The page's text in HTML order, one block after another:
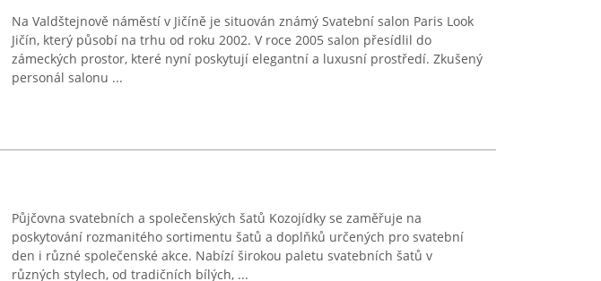
Na Valdštejnově náměstí v Jičíně je situován známý Svatební salon Paris Look
Jičín, který působí na trhu od roku 2002. V roce 2005 salon přesídlil do
zámeckých prostor, které nyní poskytují elegantní a luxusní prostředí. Zkušený
personál salonu ...
Půjčovna svatebních a společenských šatů Kozojídky se zaměřuje na
poskytování rozmanitého sortimentu šatů a doplňků určených pro svatební
den i různé společenské akce. Nabízí širokou paletu svatebních šatů v
různých stylech, od tradičních bílých, ...